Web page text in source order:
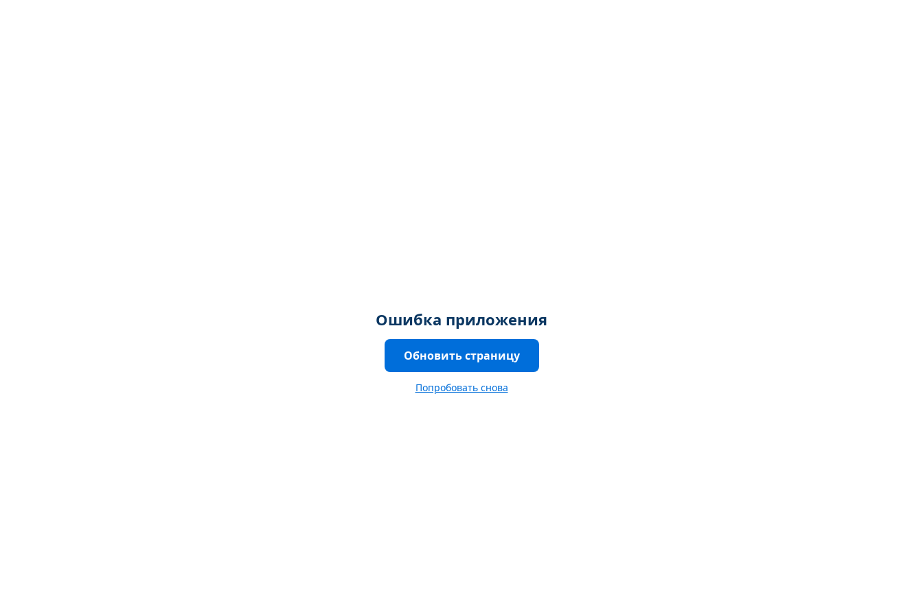
Ошибка приложения
Обновить страницу
Попробовать снова